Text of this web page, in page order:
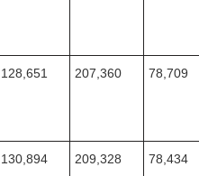
128,651 207,360 78,709
130,894 209,328 78,434